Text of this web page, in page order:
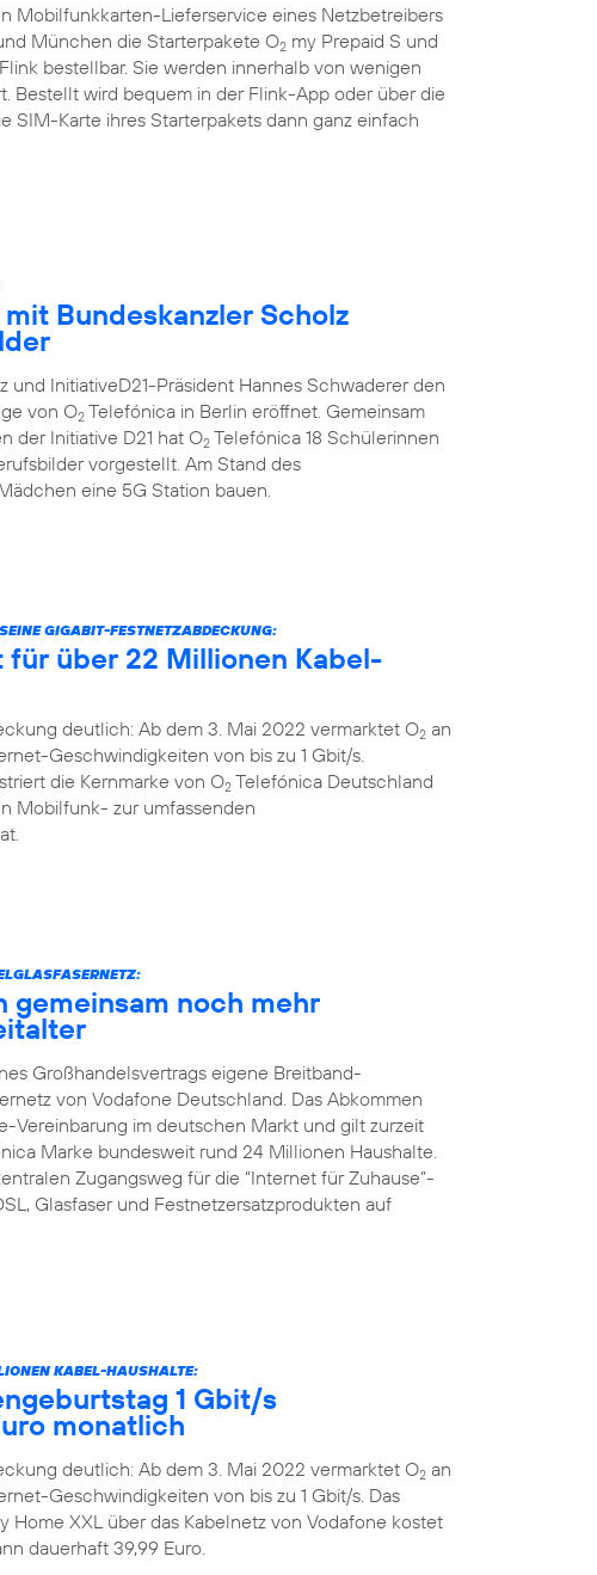
Mobilfunkkarten-Lieferservice eines Netzbetreibers
München die Starterpakete O2 my Prepaid S und
bestellbar. Sie werden innerhalb von wenigen
Bestellt wird bequem in der Flink-App oder über die
SIM-Karte ihres Starterpakets dann ganz einfach
Bundeskanzler Scholz
InitiativeD21-Präsident Hannes Schwaderer den
von O2 Telefónica in Berlin eröffnet. Gemeinsam
der Initiative D21 hat O2 Telefónica 18 Schülerinnen
vorgestellt. Am Stand des
eine 5G Station bauen.
SEINE GIGABIT-FESTNETZABDECKUNG:
über 22 Millionen Kabel-
deutlich: Ab dem 3. Mai 2022 vermarktet O2 an
Geschwindigkeiten von bis zu 1 Gbit/s.
die Kernmarke von O2 Telefónica Deutschland
Mobilfunk- zur umfassenden
gemeinsam noch mehr
Großhandelsvertrags eigene Breitband-
von Vodafone Deutschland. Das Abkommen
Vereinbarung im deutschen Markt und gilt zurzeit
Marke bundesweit rund 24 Millionen Haushalte.
Zugangsweg für die “Internet für Zuhause”-
Glasfaser und Festnetzersatzprodukten auf
KABEL-HAUSHALTE:
1 Gbit/s
monatlich
deutlich: Ab dem 3. Mai 2022 vermarktet O2 an
Geschwindigkeiten von bis zu 1 Gbit/s. Das
Home XXL über das Kabelnetz von Vodafone kostet
dauerhaft 39,99 Euro.